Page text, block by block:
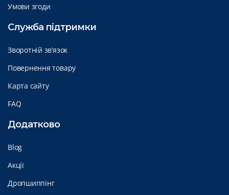
Умови згоди
Служба підтримки
Зворотній зв’язок
Повернення товару
Карта сайту
FAQ
Додатково
Blog
Акції
Дропшиппінг